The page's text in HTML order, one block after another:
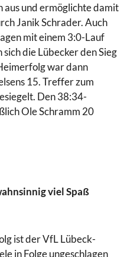
aus und ermöglichte damit
Janik Schrader. Auch
mit einem 3:0-Lauf
die Lübecker den Sieg
war dann
15. Treffer zum
Den 38:34-
Ole Schramm 20
viel Spaß
ist der VfL Lübeck-
in Folge ungeschlagen